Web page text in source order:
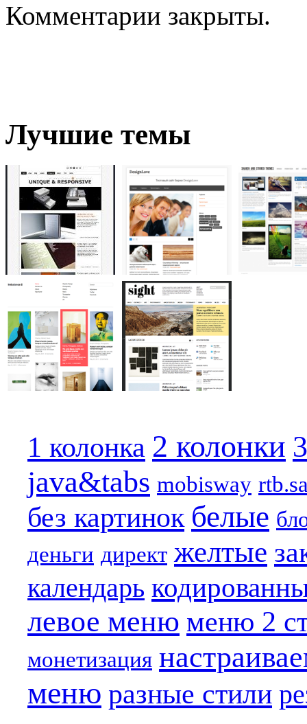
Комментарии закрыты.
Лучшие темы
1 колонка 2 колонки
java&tabs mobisway
без картинок белые
деньги директ желтые
календарь
левое меню меню 2
монетизация
меню разные стили